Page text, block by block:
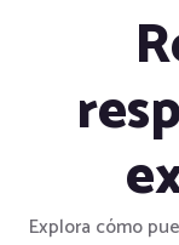
Explora cómo